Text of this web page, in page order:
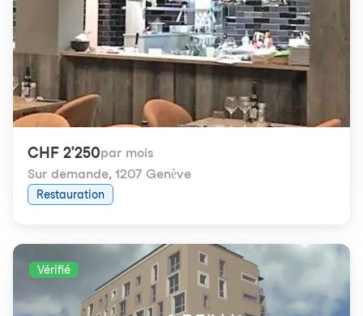
CHF 2'250par mois
Sur demande, 1207 Genève
Restauration
Vérifié